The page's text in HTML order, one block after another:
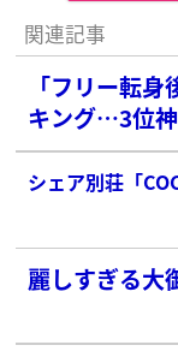
関連記事
「フリー転
キング…3位
圧倒的1位は？
シェア別荘「
麗しすぎる大